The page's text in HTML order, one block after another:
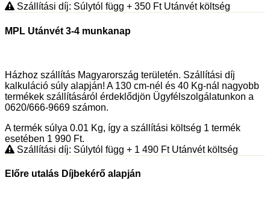
Szállítási díj: Súlytól függ + 350 FtUtánvét költség
MPL Utánvét 3-4 munkanap
Házhoz szállítás Magyarország területén. Szállítási díj
kalkuláció súly alapján! A 130 cm-nél és 40 Kg-nál nagyobb
termékek szállításáról érdeklődjön Ügyfélszolgálatunkon a
0620/666-9669 számon.
A termék súlya 0.01 Kg, így a szállítási költség 1 termék
esetében 1 990 Ft.
Szállítási díj: Súlytól függ + 1 490 FtUtánvét költség
Előre utalás Díjbekérő alapján